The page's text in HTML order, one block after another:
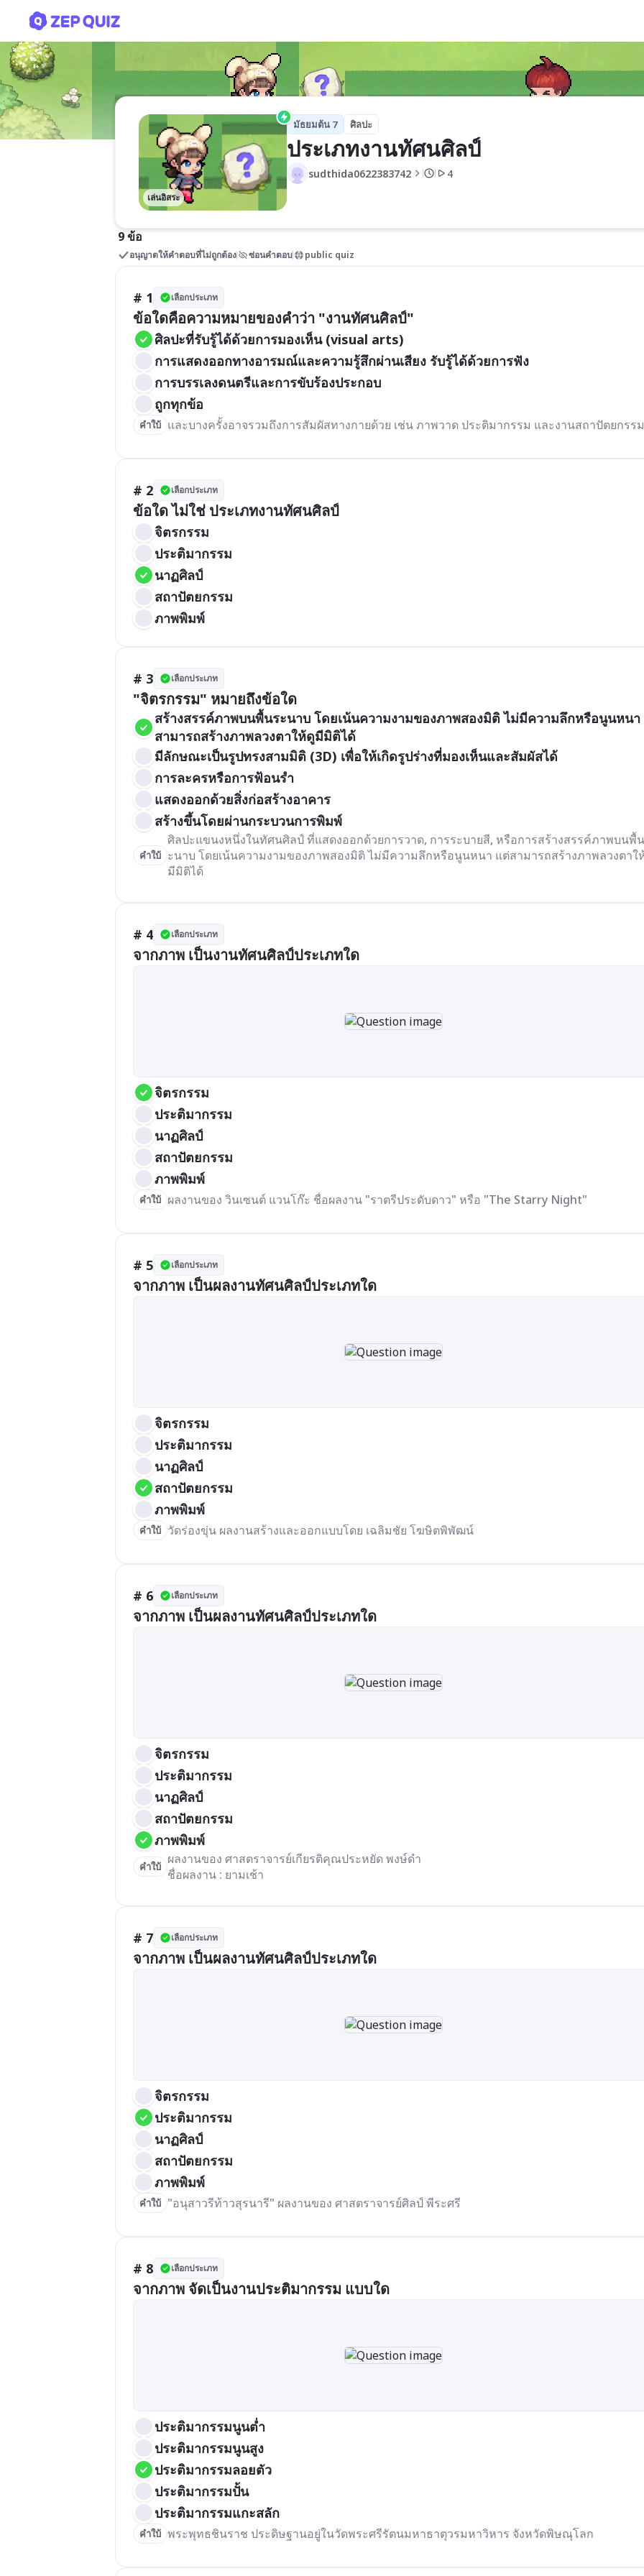
เล่นอิสระ
มัธยมต้น 7 ศิลปะ
ประเภทงานทัศนศิลป์
sudthida0622383742 4
9 ข้อ
อนุญาตให้คำตอบที่ไม่ถูกต้อง ซ่อนคำตอบ public quiz
# 1 เลือกประเภท
ข้อใดคือความหมายของคำว่า "งานทัศนศิลป์"
ศิลปะที่รับรู้ได้ด้วยการมองเห็น (visual arts)
การแสดงออกทางอารมณ์และความรู้สึกผ่านเสียง รับรู้ได้ด้วยการฟัง
การบรรเลงดนตรีและการขับร้องประกอบ
ถูกทุกข้อ
คำใบ้ และบางครั้งอาจรวมถึงการสัมผัสทางกายด้วย เช่น ภาพวาด ประติมากรรม และงานสถาปัตยกรรม
# 2 เลือกประเภท
ข้อใด ไม่ใช่ ประเภทงานทัศนศิลป์
จิตรกรรม
ประติมากรรม
นาฏศิลป์
สถาปัตยกรรม
ภาพพิมพ์
# 3 เลือกประเภท
"จิตรกรรม" หมายถึงข้อใด
สร้างสรรค์ภาพบนพื้นระนาบ โดยเน้นความงามของภาพสองมิติ ไม่มีความลึกหรือนูนหนา
สามารถสร้างภาพลวงตาให้ดูมีมิติได้
มีลักษณะเป็นรูปทรงสามมิติ (3D) เพื่อให้เกิดรูปร่างที่มองเห็นและสัมผัสได้
การละครหรือการฟ้อนรำ
แสดงออกด้วยสิ่งก่อสร้างอาคาร
สร้างขึ้นโดยผ่านกระบวนการพิมพ์
คำใบ้
ศิลปะแขนงหนึ่งในทัศนศิลป์ ที่แสดงออกด้วยการวาด, การระบายสี, หรือการสร้างสรรค์ภาพบนพื้
ะนาบ โดยเน้นความงามของภาพสองมิติ ไม่มีความลึกหรือนูนหนา แต่สามารถสร้างภาพลวงตาใ
มีมิติได้
# 4 เลือกประเภท
จากภาพ เป็นงานทัศนศิลป์ประเภทใด
จิตรกรรม
ประติมากรรม
นาฏศิลป์
สถาปัตยกรรม
ภาพพิมพ์
คำใบ้ ผลงานของ วินเซนต์ แวนโก๊ะ ชื่อผลงาน "ราตรีประดับดาว" หรือ "The Starry Night"
# 5 เลือกประเภท
จากภาพ เป็นผลงานทัศนศิลป์ประเภทใด
จิตรกรรม
ประติมากรรม
นาฏศิลป์
สถาปัตยกรรม
ภาพพิมพ์
คำใบ้ วัดร่องขุ่น ผลงานสร้างและออกแบบโดย เฉลิมชัย โฆษิตพิพัฒน์
# 6 เลือกประเภท
จากภาพ เป็นผลงานทัศนศิลป์ประเภทใด
จิตรกรรม
ประติมากรรม
นาฏศิลป์
สถาปัตยกรรม
ภาพพิมพ์
คำใบ้ ผลงานของ ศาสตราจารย์เกียรติคุณประหยัด พงษ์ดำ
ชื่อผลงาน : ยามเช้า
# 7 เลือกประเภท
จากภาพ เป็นผลงานทัศนศิลป์ประเภทใด
จิตรกรรม
ประติมากรรม
นาฏศิลป์
สถาปัตยกรรม
ภาพพิมพ์
คำใบ้ "อนุสาวรีท้าวสุรนารี" ผลงานของ ศาสตราจารย์ศิลป์ พีระศรี
# 8 เลือกประเภท
จากภาพ จัดเป็นงานประติมากรรม แบบใด
ประติมากรรมนูนตํ่า
ประติมากรรมนูนสูง
ประติมากรรมลอยตัว
ประติมากรรมปั้น
ประติมากรรมแกะสลัก
คำใบ้ พระพุทธชินราช ประดิษฐานอยู่ในวัดพระศรีรัตนมหาธาตุวรมหาวิหาร จังหวัดพิษณุโลก